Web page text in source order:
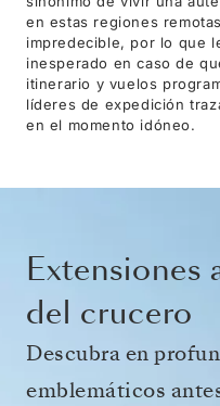
en estas regiones
impredecible, por lo que
inesperado en caso de
itinerario y vuelos
líderes de expedición
en el momento idóneo.
Extensiones
del crucero
Descubra en
emblemáticos